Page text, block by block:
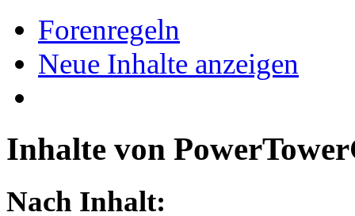
Forenregeln
Neue Inhalte anzeigen
Inhalte von
Nach Inhalt: